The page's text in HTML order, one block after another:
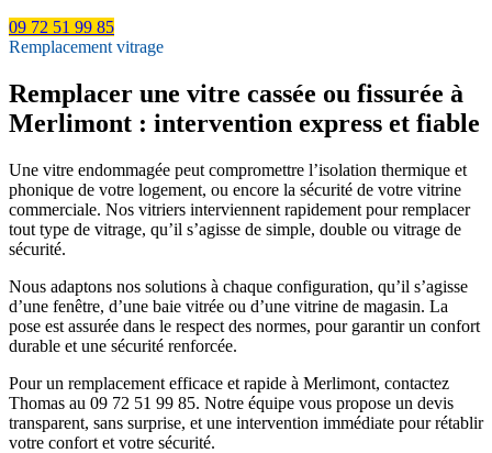
09 72 51 99 85
Remplacement vitrage
Remplacer une vitre cassée ou fissurée à
Merlimont : intervention express et fiable
Une vitre endommagée peut compromettre l’isolation thermique et
phonique de votre logement, ou encore la sécurité de votre vitrine
commerciale. Nos vitriers interviennent rapidement pour remplacer
tout type de vitrage, qu’il s’agisse de simple, double ou vitrage de
sécurité.
Nous adaptons nos solutions à chaque configuration, qu’il s’agisse
d’une fenêtre, d’une baie vitrée ou d’une vitrine de magasin. La
pose est assurée dans le respect des normes, pour garantir un confort
durable et une sécurité renforcée.
Pour un remplacement efficace et rapide à Merlimont, contactez
Thomas au 09 72 51 99 85. Notre équipe vous propose un devis
transparent, sans surprise, et une intervention immédiate pour rétablir
votre confort et votre sécurité.